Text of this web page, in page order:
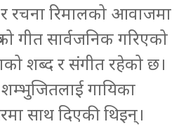
रचना रिमालको आवाजमा
गीत सार्वजनिक गरिएको
शब्द र संगीत रहेको छ।
गायिका
साथ दिएकी थिइन्।